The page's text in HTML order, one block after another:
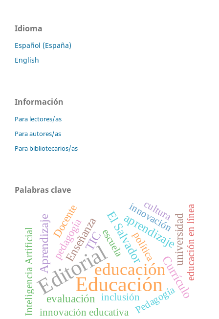
Idioma
Español (España)
English
Información
Para lectores/as
Para autores/as
Para bibliotecarios/as
Palabras clave
EditorialEducación
educación
TIC
Aprendizaje El Salvador
Currículo
aprendizaje
Enseñanza universidad
evaluación
pedagogía
Docente
Inteligencia Artificial escuela
Pedagogía
innovación educativa
inclusión
innovación educación en línea
política
cultura